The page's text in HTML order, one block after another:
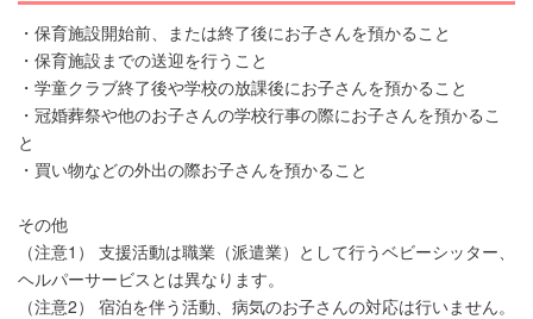
・保育施設開始前、または終了後にお子さんを預かること
・保育施設までの送迎を行うこと
・学童クラブ終了後や学校の放課後にお子さんを預かること
・冠婚葬祭や他のお子さんの学校行事の際にお子さんを預かるこ
と
・買い物などの外出の際お子さんを預かること
その他
（注意1） 支援活動は職業（派遣業）として行うベビーシッター、
ヘルパーサービスとは異なります。
（注意2） 宿泊を伴う活動、病気のお子さんの対応は行いません。